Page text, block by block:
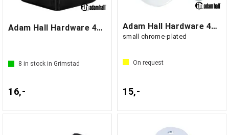
Adam Hall Hardware 40431 BLK
8 in stock in Grimstad
16,-
Adam Hall Hardware 4055 - Case Corner
small chrome-plated
On request
15,-